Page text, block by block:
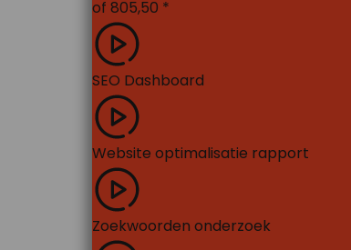
of 805,50 *
SEO Dashboard
Website optimalisatie rapport
Zoekwoorden onderzoek